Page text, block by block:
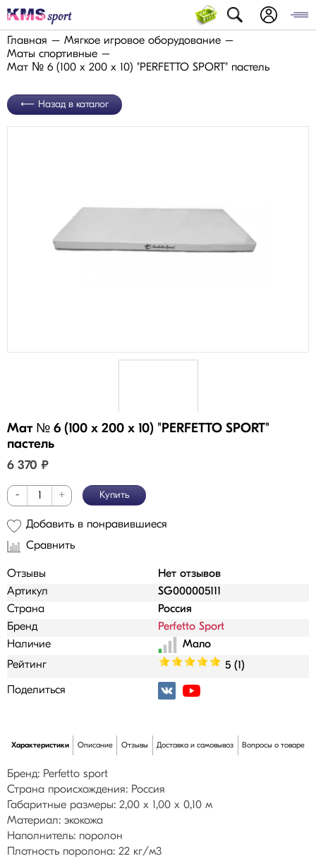
Главная
Мягкое игровое оборудование
Маты спортивные
Мат № 6 (100 х 200 х 10) "PERFETTO SPORT" пастель
Назад в каталог
Мат № 6 (100 х 200 х 10) "PERFETTO SPORT"
пастель
6 370 ₽
- + Купить
Добавить в понравившиеся
Сравнить
Отзывы
Нет отзывов
Артикул
SG000005111
Страна
Россия
Бренд
Perfetto Sport
Наличие
Рейтинг
5 (1)
Поделиться
Характеристики Описание Отзывы Доставка и самовывоз Вопросы о товаре
Бренд: Perfetto sport
Страна происхождения: Россия
Габаритные размеры: 2,00 х 1,00 х 0,10 м
Материал: экокожа
Наполнитель: поролон
Плотность поролона: 22 кг/м3